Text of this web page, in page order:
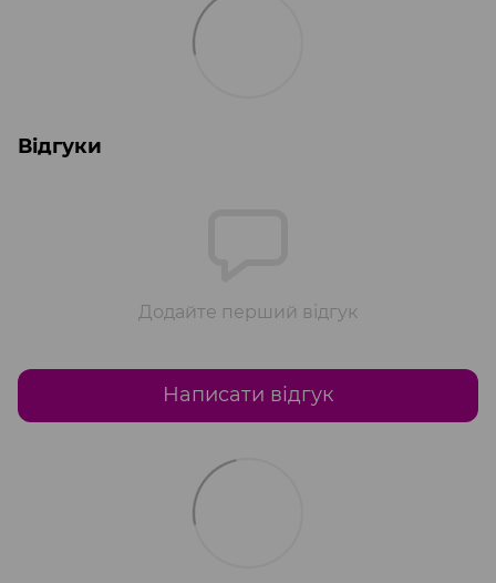
Відгуки
Додайте перший відгук
Написати відгук